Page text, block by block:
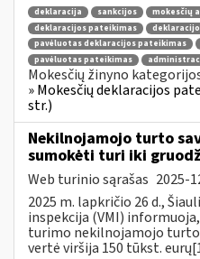
deklaracija sankcijos
mokesčių
deklaracijos pateikimas
pavėluotas deklaracijos pateikimas
pavėluotas pateikimas
Mokesčių žinyno
» Mokesčių deklaracijos
str.)
Nekilnojamojo turto
sumokėti turi iki
Web turinio sąrašas 2025-
2025 m. lapkričio 26 d.,
inspekcija (VMI)
turimo nekilnojamojo
vertė viršija 150 tūkst.